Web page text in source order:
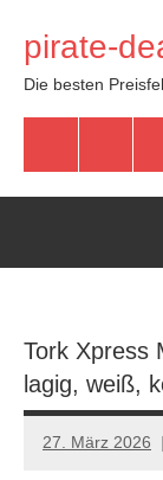
Inhalt
springen
pirate-
Die besten
Tork Xpress
lagig, weiß,
27. März 2026